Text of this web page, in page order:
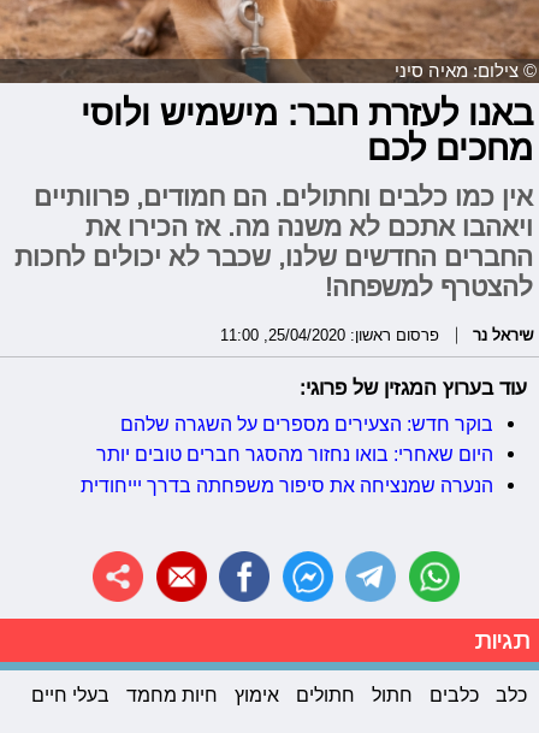
© צילום: מאיה סיני
באנו לעזרת חבר: מישמיש ולוסי
מחכים לכם
אין כמו כלבים וחתולים. הם חמודים, פרוותיים
ויאהבו אתכם לא משנה מה. אז הכירו את
החברים החדשים שלנו, שכבר לא יכולים לחכות
להצטרף למשפחה!
שיראל נר פרסום ראשון: 25/04/2020, 11:00
עוד בערוץ המגזין של פרוגי:
בוקר חדש: הצעירים מספרים על השגרה שלהם
היום שאחרי: בואו נחזור מהסגר חברים טובים יותר
הנערה שמנציחה את סיפור משפחתה בדרך יייחודית
תגיות
כלב כלבים חתול חתולים אימוץ חיות מחמד בעלי חיים